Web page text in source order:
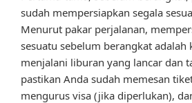
sudah mempersiapkan segala
Menurut pakar perjalanan,
sesuatu sebelum berangkat adalah
menjalani liburan yang lancar dan
pastikan Anda sudah memesan
mengurus visa (jika diperlukan),